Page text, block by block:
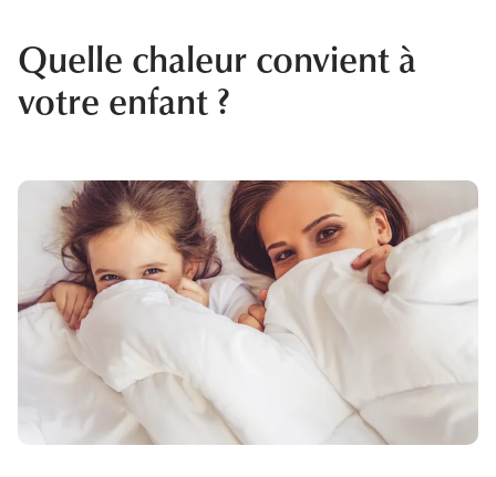
Quelle chaleur convient à
votre enfant ?